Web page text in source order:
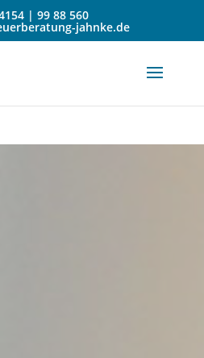
| 99 88 560
jahnke.de